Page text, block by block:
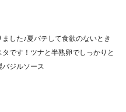
した♪夏バテして食欲のないとき
です！ツナと半熟卵でしっかりと
ジルソース